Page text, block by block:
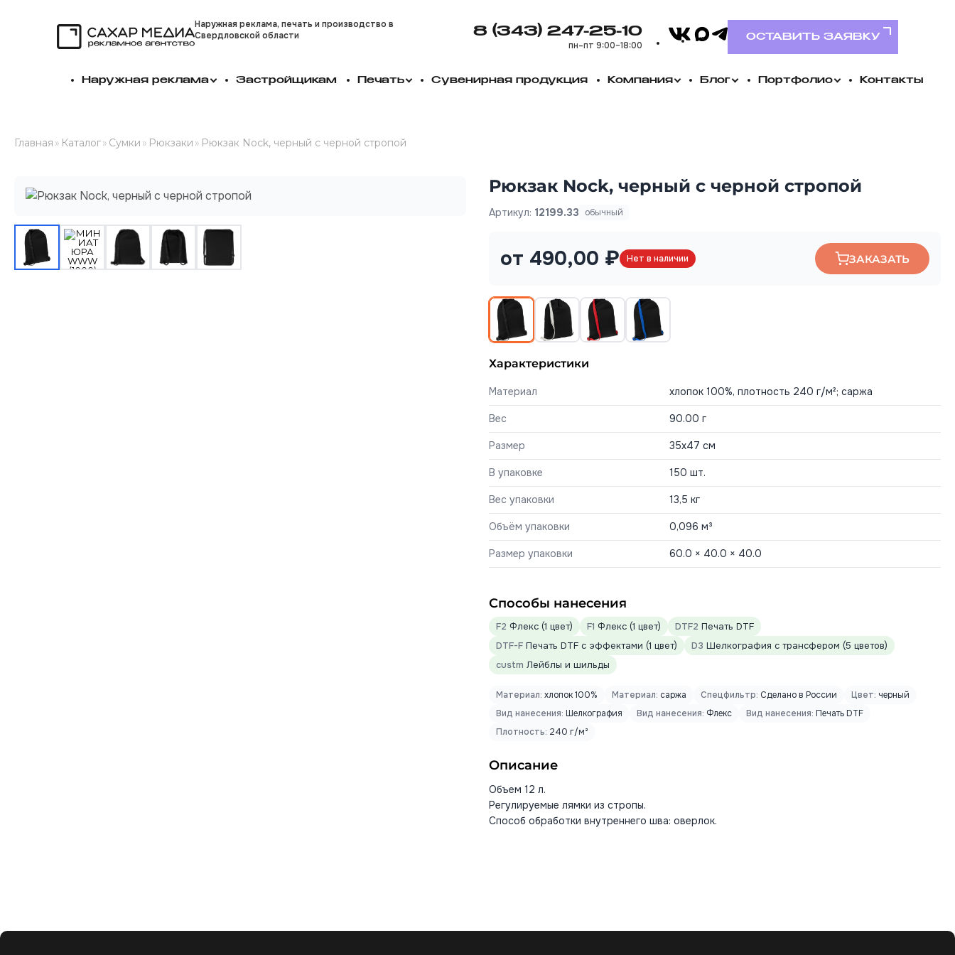
Наружная реклама, печать и производство в
Свердловской области
8 (343) 247-25-10
пн–пт 9:00–18:00
VK MAXTelegramОСТАВИТЬ ЗАЯВКУ
Наружная реклама Застройщикам Печать Сувенирная продукция Компания Блог Портфолио Контакты
Главная » Каталог» Сумки » Рюкзаки » Рюкзак Nock, черный с черной стропой
Рюкзак Nock, черный с черной стропой
Артикул: 12199.33 обычный
от 490,00 ₽ Нет в наличии ЗАКАЗАТЬ
Характеристики
Материал хлопок 100%, плотность 240 г/м²; саржа
Вес 90.00 г
Размер 35х47 см
В упаковке 150 шт.
Вес упаковки 13,5 кг
Объём упаковки 0,096 м³
Размер упаковки 60.0 × 40.0 × 40.0
Способы нанесения
F2 Флекс (1 цвет) F1 Флекс (1 цвет) DTF2 Печать DTF
DTF-F Печать DTF с эффектами (1 цвет) D3 Шелкография с трансфером (5 цветов)
custm Лейблы и шильды
Материал: хлопок 100% Материал: саржа Спецфильтр: Сделано в России Цвет: черный
Вид нанесения: Шелкография Вид нанесения: Флекс Вид нанесения: Печать DTF
Плотность: 240 г/м²
Описание
Объем 12 л.
Регулируемые лямки из стропы.
Способ обработки внутреннего шва: оверлок.